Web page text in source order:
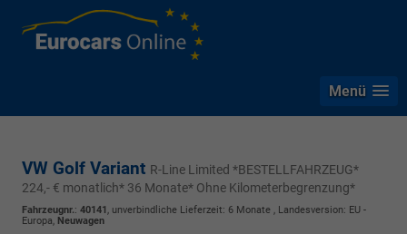
Menü
VW Golf Variant R-Line Limited *BESTELLFAHRZEUG*
224,- € monatlich* 36 Monate* Ohne Kilometerbegrenzung*
Fahrzeugnr.: 40141 , unverbindliche Lieferzeit: 6 Monate , Landesversion: EU -
Europa, Neuwagen